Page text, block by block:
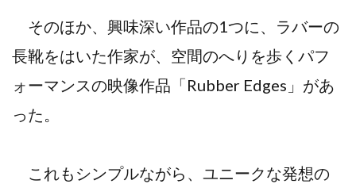
そのほか、興味深い作品の1つに、ラバーの
長靴をはいた作家が、空間のへりを歩くパフ
ォーマンスの映像作品「Rubber Edges」があ
った。
これもシンプルながら、ユニークな発想の